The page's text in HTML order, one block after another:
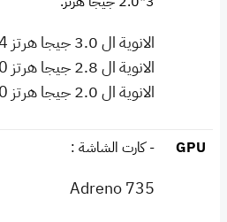
الانوية ال 3.0 جيجا هرتز Cortex-X4
الانوية ال 2.8 جيجا هرتز Cortex-A720
الانوية ال 2.0 جيجا هرتز Cortex-A520
GPU - كارت الشاشة :
Adreno 735